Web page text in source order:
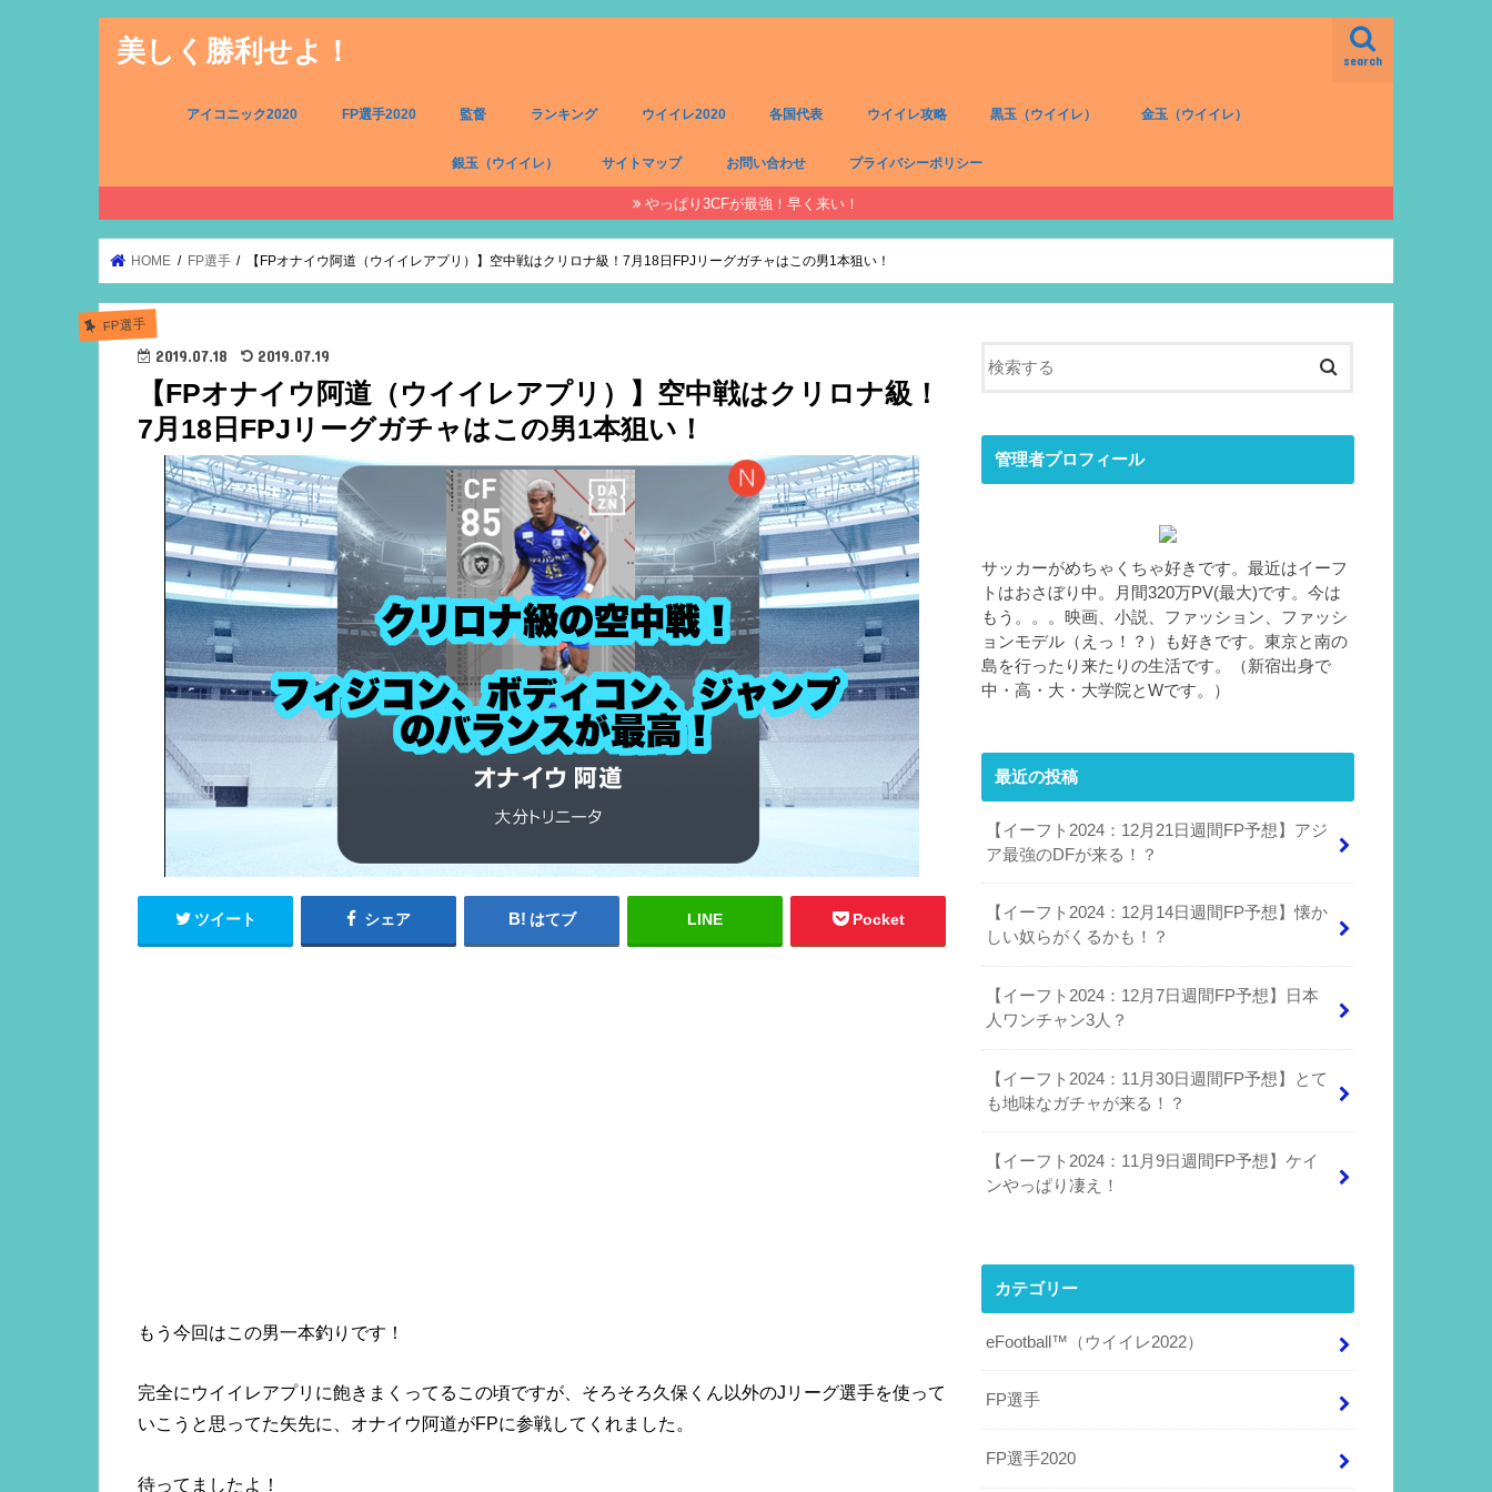
美しく勝利せよ！ search
アイコニック2020 FP選手2020 監督 ランキング ウイイレ2020 各国代表 ウイイレ攻略 黒玉（ウイイレ） 金玉（ウイイレ）
銀玉（ウイイレ） サイトマップ お問い合わせ プライバシーポリシー
やっぱり3CFが最強！早く来い！
HOME FP選手 【FPオナイウ阿道（ウイイレアプリ）】空中戦はクリロナ級！7月18日FPJリーグガチャはこの男1本狙い！
FP選手
2019.07.18 2019.07.19
【FPオナイウ阿道（ウイイレアプリ）】空中戦はクリロナ級！
7月18日FPJリーグガチャはこの男1本狙い！
ツイート シェア はてブ LINE Pocket
もう今回はこの男一本釣りです！
完全にウイイレアプリに飽きまくってるこの頃ですが、そろそろ久保くん以外のJリーグ選手を使って
いこうと思ってた矢先に、オナイウ阿道がFPに参戦してくれました。
待ってましたよ！
管理者プロフィール
サッカーがめちゃくちゃ好きです。最近はイーフ
トはおさぼり中。月間320万PV(最大)です。今は
もう。。。映画、小説、ファッション、ファッシ
ョンモデル（えっ！？）も好きです。東京と南の
島を行ったり来たりの生活です。（新宿出身で
中・高・大・大学院とWです。）
最近の投稿
【イーフト2024：12月21日週間FP予想】アジ
ア最強のDFが来る！？
【イーフト2024：12月14日週間FP予想】懐か
しい奴らがくるかも！？
【イーフト2024：12月7日週間FP予想】日本
人ワンチャン3人？
【イーフト2024：11月30日週間FP予想】とて
も地味なガチャが来る！？
【イーフト2024：11月9日週間FP予想】ケイ
ンやっぱり凄え！
カテゴリー
eFootball™（ウイイレ2022）
FP選手
FP選手2020